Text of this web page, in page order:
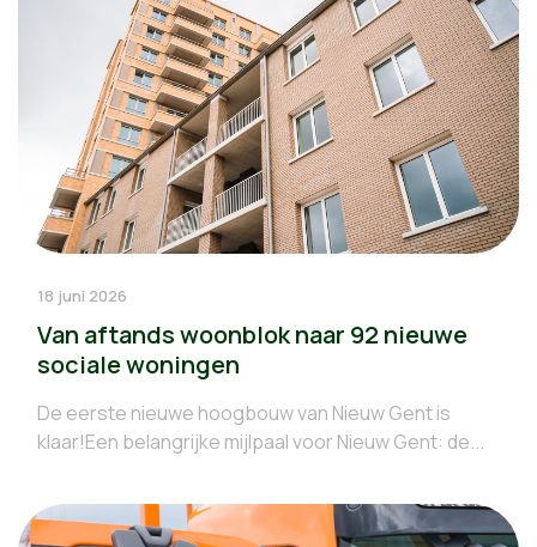
18 juni 2026
Van aftands woonblok naar 92 nieuwe
sociale woningen
De eerste nieuwe hoogbouw van Nieuw Gent is
klaar!Een belangrijke mijlpaal voor Nieuw Gent: de...